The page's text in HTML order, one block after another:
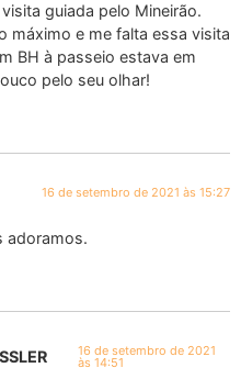
guiada pelo Mineirão.
máximo e me falta essa visita
BH à passeio estava em
pelo seu olhar!
16 de setembro de 2021 às 15:27
adoramos.
16 de setembro de 2021
às 14:51